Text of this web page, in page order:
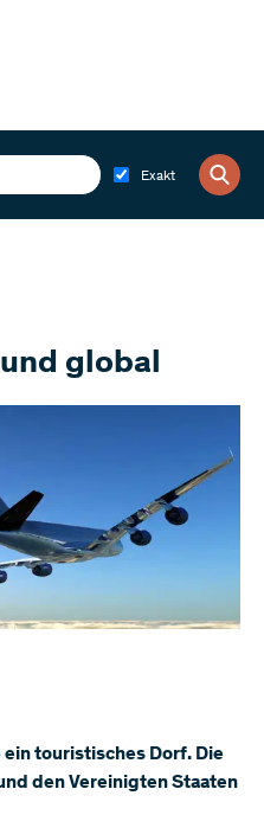
Exakt
global
touristisches Dorf. Die
den Vereinigten Staaten